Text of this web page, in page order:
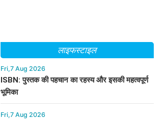
लाइफस्टाइल
Fri,7 Aug 2026
ISBN: पुस्तक की पहचान का रहस्य और इसकी महत्वपूर्ण
भूमिका
Fri,7 Aug 2026